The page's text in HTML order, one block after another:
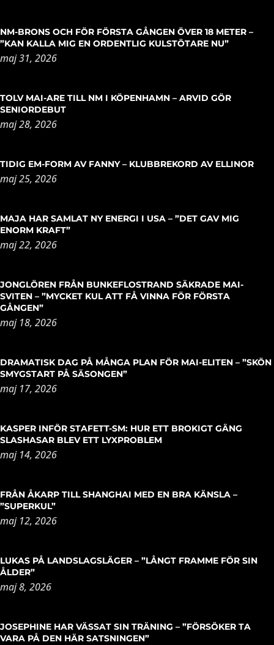
NM-BRONS OCH FÖR FÖRSTA GÅNGEN ÖVER 18 METER –
”KAN KALLA MIG EN ORDENTLIG KULSTÖTARE NU”
maj 31, 2026
TOLV MAI-ARE TILL NM I KÖPENHAMN – ARVID GÖR
SENIORDEBUT
maj 28, 2026
TIDIG EM-FORM AV FANNY – KLUBBREKORD AV ELLINOR
maj 25, 2026
MAJA HAR SAMLAT NY ENERGI I USA – ”DET GAV MIG
ENORM KRAFT”
maj 22, 2026
JONGLÖREN FRÅN BUNKEFLOSTRAND SÄKRADE MAI-
SVITEN – ”MYCKET KUL ATT FÅ VINNA FÖR FÖRSTA
GÅNGEN”
maj 18, 2026
DRAMATISK DAG PÅ MÅNGA PLAN FÖR MAI-ELITEN – ”SKÖN
SMYGSTART PÅ SÄSONGEN”
maj 17, 2026
KASPER INFÖR STAFETT-SM: HUR ETT BROKIGT GÄNG
SLASHASAR BLEV ETT LYXPROBLEM
maj 14, 2026
FRÅN ÅKARP TILL SHANGHAI MED EN BRA KÄNSLA –
”SUPERKUL”
maj 12, 2026
LUKAS PÅ LANDSLAGSLÄGER – ”LÅNGT FRAMME FÖR SIN
ÅLDER”
maj 8, 2026
JOSEPHINE HAR VÄSSAT SIN TRÄNING – ”FÖRSÖKER TA
VARA PÅ DEN HÄR SATSNINGEN”